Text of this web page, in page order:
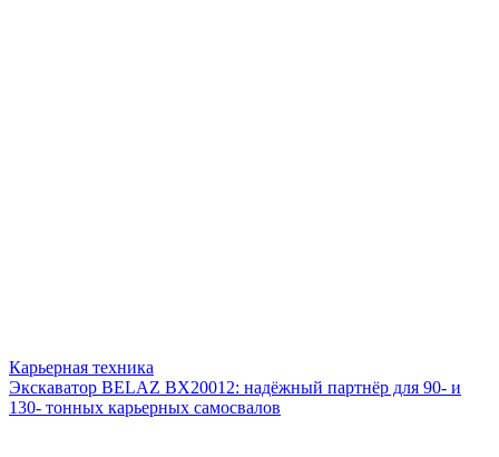
Карьерная техника
Экскаватор BELAZ BX20012: надёжный партнёр для 90- и
130- тонных карьерных самосвалов